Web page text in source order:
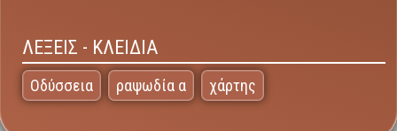
ΛΕΞΕΙΣ - ΚΛΕΙΔΙΑ
Οδύσσεια ραψωδία α χάρτης